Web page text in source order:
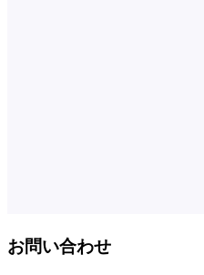
お問い合わせ